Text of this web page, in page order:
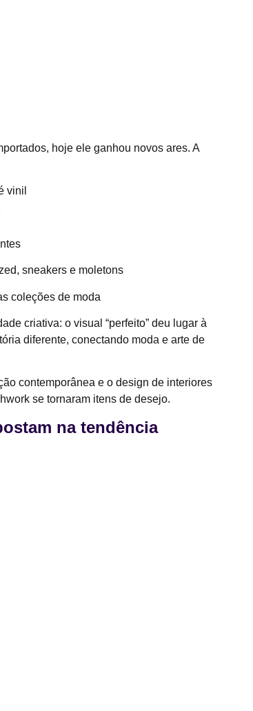
hoje ele ganhou novos ares. A
vinil
sneakers e moletons
coleções de moda
criativa: o visual “perfeito” deu lugar à
diferente, conectando moda e arte de
contemporânea e o design de interiores
se tornaram itens de desejo.
na tendência